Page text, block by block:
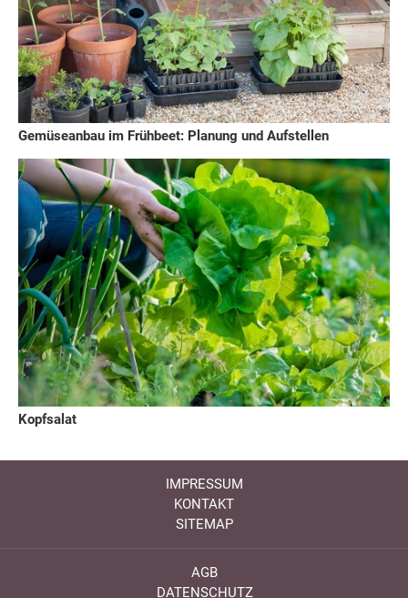
Gemüseanbau im Frühbeet: Planung und Aufstellen
Kopfsalat
IMPRESSUM
KONTAKT
SITEMAP
AGB
DATENSCHUTZ